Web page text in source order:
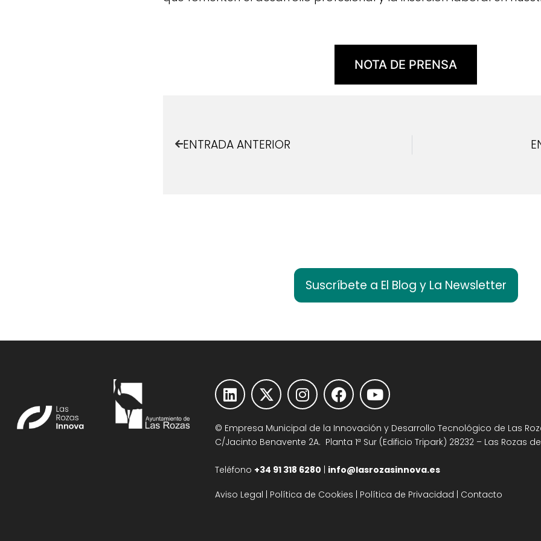
NOTA DE PRENSA
ENTRADA ANTERIOR
Suscríbete a El Blog y La Newsletter
© Empresa Municipal de la Innovación y Desarrollo Tecnológico de Las
C/Jacinto Benavente 2A. Planta 1ª Sur (Edificio Tripark) 28232 – Las Rozas
Teléfono +34 91 318 6280 info@lasrozasinnova.es
Aviso Legal Política de Cookies Política de Privacidad Contacto